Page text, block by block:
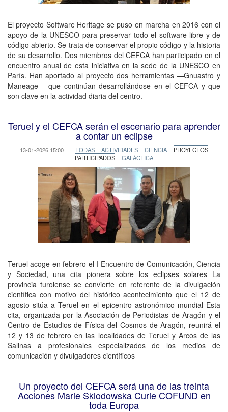
El proyecto Software Heritage se puso en marcha en 2016 con el
apoyo de la UNESCO para preservar todo el software libre y de
código abierto. Se trata de conservar el propio código y la historia
de su desarrollo. Dos miembros del CEFCA han participado en el
encuentro anual de esta iniciativa en la sede de la UNESCO en
París. Han aportado al proyecto dos herramientas —Gnuastro y
Maneage— que continúan desarrollándose en el CEFCA y que
son clave en la actividad diaria del centro.
Teruel y el CEFCA serán el escenario para aprender
a contar un eclipse
13-01-2026 15:00 TODAS ACTIVIDADES CIENCIA
PROYECTOS
PARTICIPADOS
GALÁCTICA
Teruel acoge en febrero el I Encuentro de Comunicación, Ciencia
y Sociedad, una cita pionera sobre los eclipses solares La
provincia turolense se convierte en referente de la divulgación
científica con motivo del histórico acontecimiento que el 12 de
agosto sitúa a Teruel en el epicentro astronómico mundial Esta
cita, organizada por la Asociación de Periodistas de Aragón y el
Centro de Estudios de Física del Cosmos de Aragón, reunirá el
12 y 13 de febrero en las localidades de Teruel y Arcos de las
Salinas a profesionales especializados de los medios de
comunicación y divulgadores científicos
Un proyecto del CEFCA será una de las treinta
Acciones Marie Sklodowska Curie COFUND en
toda Europa